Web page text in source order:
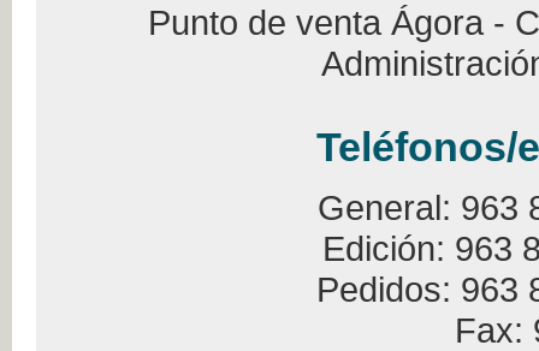
Punto de venta Ágora -
Teléfonos/
General: 963
Edición: 963
Pedidos: 963
Fax: